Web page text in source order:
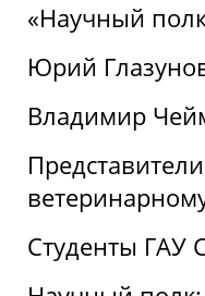
«Научный
Юрий
Владимир
Студенты ГАУ